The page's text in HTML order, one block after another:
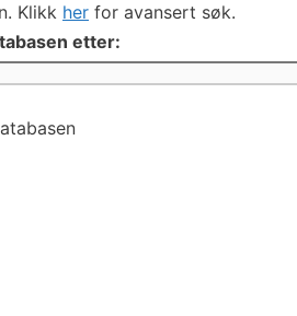
Klikk her for avansert søk.
etter: